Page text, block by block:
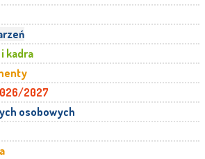
kadra
2027
osobowych